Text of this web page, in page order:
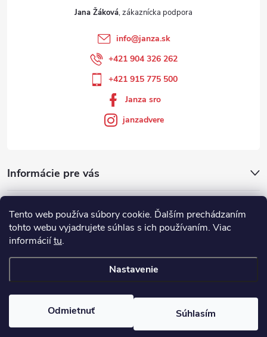
Tento web používa súbory cookie. Ďalším prechádzaním
tohto webu vyjadrujete súhlas s ich používaním. Viac
informáciítu.
Nastavenie
Odmietnuť Súhlasím
Informácie pre vás
Jana Žáková
info@janza.sk
+421 904 326 262
+421 915 775 500
Janza sro
janzadvere
Showroom
. Všetky práva vyhradené.